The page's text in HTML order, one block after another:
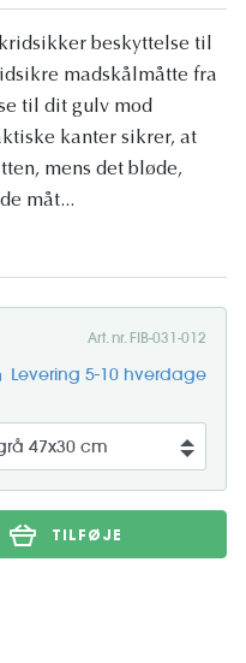
beskyttelse til
madskålmåtte fra
til dit gulv mod
kanter sikrer, at
mens det bløde,
måt...
Art. nr. FIB-031-012
Levering 5-10 hverdage
TILFØJE